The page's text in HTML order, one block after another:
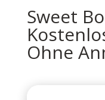
Sweet
Ohne